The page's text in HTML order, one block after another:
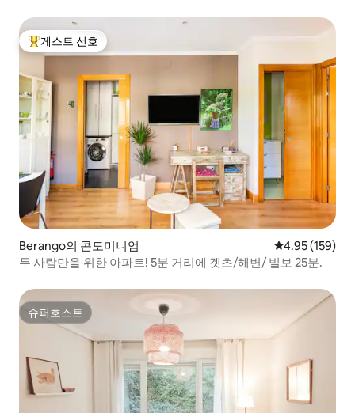
상위 게스트 선호
게스트 선호
Berango의 콘도미니엄 평점 4.95점(5
4.95 (159)
두 사람만을 위한 아파트! 5분 거리에 겟초/해변/ 빌보 25분.
슈퍼호스트
슈퍼호스트